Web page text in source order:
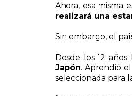
Ahora, esa misma
realizará una
Sin embargo, el
Desde los 12
Japón. Aprendió
seleccionada para